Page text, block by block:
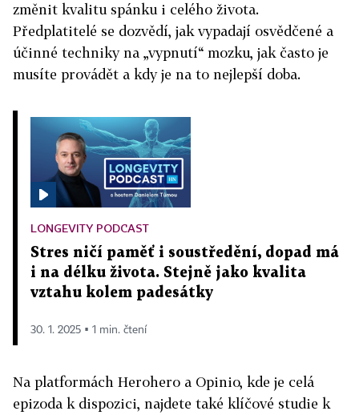
změnit kvalitu spánku i celého života.
Předplatitelé se dozvědí, jak vypadají osvědčené a
účinné techniky na „vypnutí“ mozku, jak často je
musíte provádět a kdy je na to nejlepší doba.
LONGEVITY PODCAST
Stres ničí paměť i soustředění, dopad má
i na délku života. Stejně jako kvalita
vztahu kolem padesátky
30. 1. 2025 ▪ 1 min. čtení
Na platformách Herohero a Opinio, kde je celá
epizoda k dispozici, najdete také klíčové studie k